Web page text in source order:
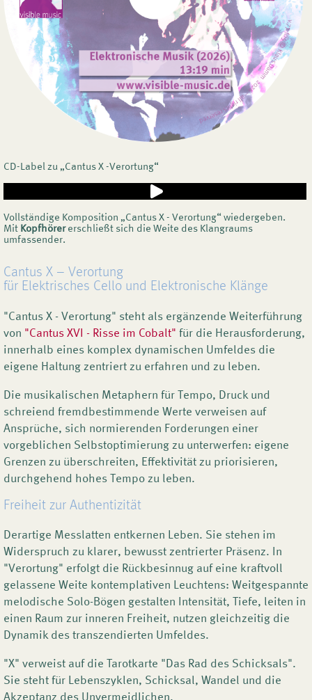
CD-Label zu „Cantus X -Verortung“
Vollständige Komposition „Cantus X - Verortung“ wiedergeben.
Mit Kopfhörererschließt sich die Weite des Klangraums
umfassender.
Cantus X – Verortung
für Elektrisches Cello und Elektronische Klänge
"Cantus X - Verortung" steht als ergänzende Weiterführung
von "Cantus XVI - Risse im Cobalt" für die Herausforderung,
innerhalb eines komplex dynamischen Umfeldes die
eigene Haltung zentriert zu erfahren und zu leben.
Die musikalischen Metaphern für Tempo, Druck und
schreiend fremdbestimmende Werte verweisen auf
Ansprüche, sich normierenden Forderungen einer
vorgeblichen Selbstoptimierung zu unterwerfen: eigene
Grenzen zu überschreiten, Effektivität zu priorisieren,
durchgehend hohes Tempo zu leben.
Freiheit zur Authentizität
Derartige Messlatten entkernen Leben. Sie stehen im
Widerspruch zu klarer, bewusst zentrierter Präsenz. In
"Verortung" erfolgt die Rückbesinnug auf eine kraftvoll
gelassene Weite kontemplativen Leuchtens: Weitgespannte
melodische Solo-Bögen gestalten Intensität, Tiefe, leiten in
einen Raum zur inneren Freiheit, nutzen gleichzeitig die
Dynamik des transzendierten Umfeldes.
"X" verweist auf die Tarotkarte "Das Rad des Schicksals".
Sie steht für Lebenszyklen, Schicksal, Wandel und die
Akzeptanz des Unvermeidlichen.